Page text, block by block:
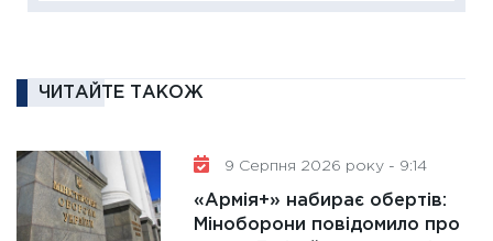
ЧИТАЙТЕ ТАКОЖ
9 Серпня 2026 року - 9:14
«Армія+» набирає обертів:
Міноборони повідомило про